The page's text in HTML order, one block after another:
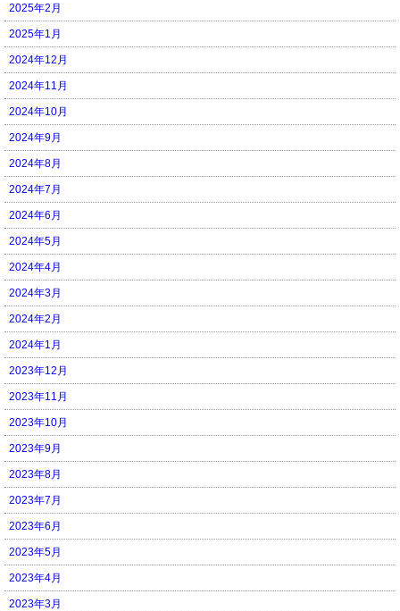
2025年2月
2025年1月
2024年12月
2024年11月
2024年10月
2024年9月
2024年8月
2024年7月
2024年6月
2024年5月
2024年4月
2024年3月
2024年2月
2024年1月
2023年12月
2023年11月
2023年10月
2023年9月
2023年8月
2023年7月
2023年6月
2023年5月
2023年4月
2023年3月